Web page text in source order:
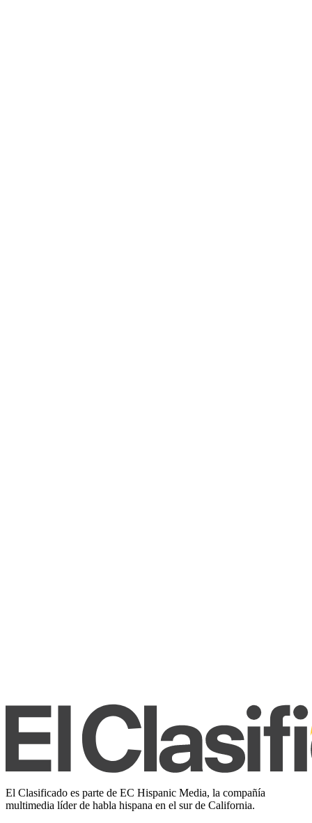
El Clasificado es parte de EC Hispanic Media, la compañía
multimedia líder de habla hispana en el sur de California.